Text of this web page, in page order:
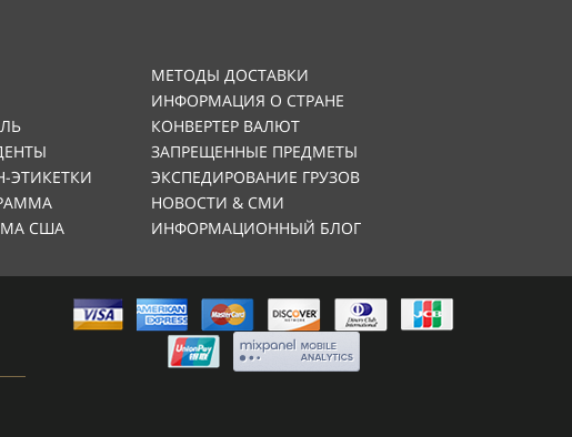
ЭТИКЕТКИ
США
МЕТОДЫ ДОСТАВКИ
ИНФОРМАЦИЯ О СТРАНЕ
КОНВЕРТЕР ВАЛЮТ
ЗАПРЕЩЕННЫЕ ПРЕДМЕТЫ
ЭКСПЕДИРОВАНИЕ ГРУЗОВ
НОВОСТИ & СМИ
ИНФОРМАЦИОННЫЙ БЛОГ
AMERICAN
EXPRESS